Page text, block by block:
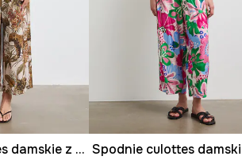
Spodnie culottes damskie z wiskozą z motywem zwierzęcym